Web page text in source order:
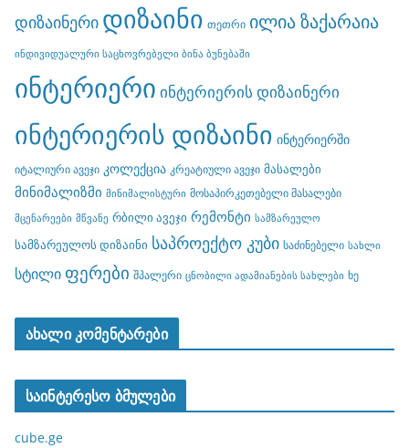
დიზაინერი დიზაინი თეთრი ილია ზაქარაია
ინდივიდუალური საცხოვრებელი ბინა ბუნებაში
ინტერიერი ინტერიერის დიზაინერი
ინტერიერის დიზაინი ინტერიერში
იტალიური ავეჯი კოლექცია კრეატიული ავეჯი მასალები
მინიმალიზმი მინიმალისტური მოსაპირკეთებელი მასალები
მცენარეები მწვანე რბილი ავეჯი რემონტი სამზარეულო
სამზარეულოს დიზაინი საპროექტო კუბი საძინებელი სახლი
სტილი ფერები შპალერი ცნობილი ადამიანების სახლები ხე
ახალი კომენტარები
საინტერესო ბმულები
cube.ge